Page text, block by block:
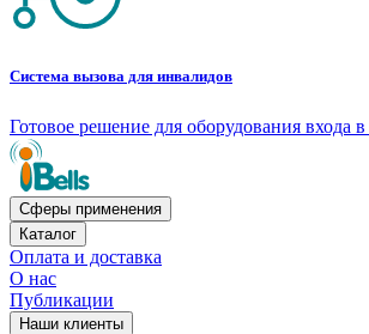
Система вызова для инвалидов
Готовое решение для оборудования
Сферы применения
Каталог
Оплата и доставка
О нас
Публикации
Наши клиенты